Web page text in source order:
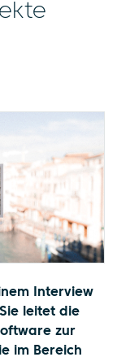
Interview
leitet die
zur
im Bereich